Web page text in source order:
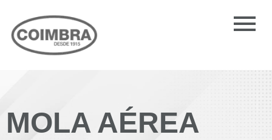
MOLA AÉREA